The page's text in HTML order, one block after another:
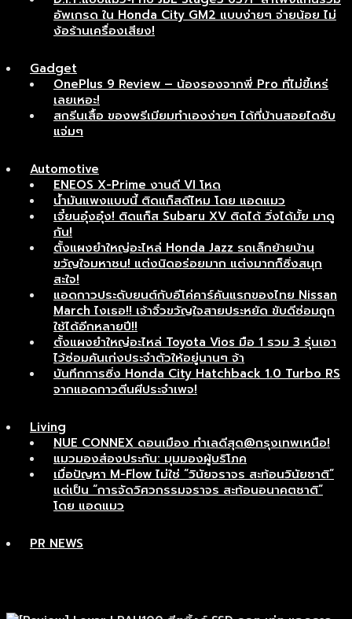
อัพเกรด ใน Honda City GM2 แบบง่ายๆ จ่ายน้อย ไม่
ง้อร้านเครื่องเสียง!
Gadget
OnePlus 9 Review – น้องรองจากพี่ Pro ที่ไม่ขี้เหร่
เลยเหอะ!
สกรีนเสื้อ ของพรีเมียมทำเองง่ายๆ ได้ที่บ้านสอยไดซับ
แจ่มๆ
Automotive
ENEOS X-Prime งานดี VI โหด
น้ำมันแพงแบบนี้ ติดแก็สดีไหม โดย แอดแมว
เจี๋ยนอุ๋งอุ๋ง! ติดแก็ส Subaru XV ติดได้ วิ่งได้มั้ย มาดู
กัน!
ตั้งแผงยำใหญ่อะไหล่ Honda Jazz รถเล็กย้ายบ้าน
ขวัญใจมหาชน! แต่งนิดอร่อยมาก แต่งมากก็ซิ่งสนุก
สะใจ!
แอดกาวประดับยนต์กับอีโค่คาร์คันแรกของไทย Nissan
March ไงเธอ!! เจ้าจิ๋วขวัญใจสายประหยัด ขับดีซ่อมถูก
ใช้ได้อีกหลายปี!!
ตั้งแผงยำใหญ่อะไหล่ Toyota Vios มือ 1 รวม 3 รุ่นเอา
ไว้ซ่อมคันเก่งประจำตัวให้อยู่นานๆ จ้า
บันทึกการซิ่ง Honda City Hatchback 1.0 Turbo RS
จากแอดกาวตีนผีประจำเพจ!
Living
NUE CONNEX ดอนเมือง ทำเลดีสุด@กรุงเทพเหนือ!
แมวมองส่องประกัน: มุมมองผู้บริโภค
เมื่อปัญหา M-Flow ไม่ใช่ “วินัยจราจร สะท้อนวินัยชาติ”
แต่เป็น “การจัดวิศวกรรมจราจร สะท้อนอนาคตชาติ”
โดย แอดแมว
PR NEWS